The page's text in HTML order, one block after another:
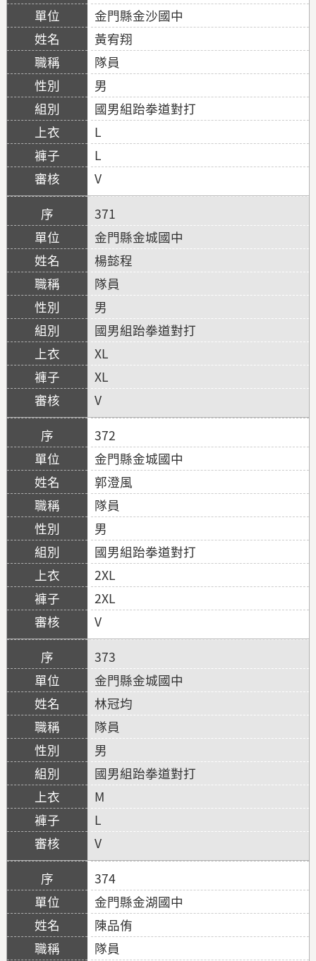
金門縣金沙國中
黃宥翔
隊員
男
國男組跆拳道對打
L
L
V
371
金門縣金城國中
楊懿程
隊員
男
國男組跆拳道對打
XL
XL
V
372
金門縣金城國中
郭澄風
隊員
男
國男組跆拳道對打
2XL
2XL
V
373
金門縣金城國中
林冠均
隊員
男
國男組跆拳道對打
M
L
V
374
金門縣金湖國中
陳品侑
隊員